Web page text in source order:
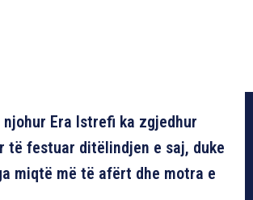
Era Istrefi ka zgjedhur
të festuar ditëlindjen e saj, duke
miqtë më të afërt dhe motra e